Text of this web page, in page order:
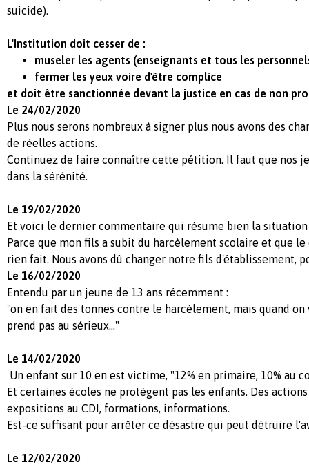
suicide).
L'Institution doit cesser de :
museler les agents (enseignants et tous les
fermer les yeux voire d'être complice
et doit être sanctionnée devant la justice en cas de non
Le 24/02/2020
Plus nous serons nombreux à signer plus nous avons des
de réelles actions.
Continuez de faire connaître cette pétition. Il faut que nos
dans la sérénité.
Le 19/02/2020
Et voici le dernier commentaire qui résume bien la situation
Parce que mon fils a subit du harcèlement scolaire et que
rien fait. Nous avons dû changer notre fils d'établissement,
Le 16/02/2020
Entendu par un jeune de 13 ans récemment :
"on en fait des tonnes contre le harcèlement, mais quand on
prend pas au sérieux..."
Le 14/02/2020
Un enfant sur 10 en est victime, "12% en primaire, 10% au
Et certaines écoles ne protègent pas les enfants. Des
expositions au CDI, formations, informations.
Est-ce suffisant pour arrêter ce désastre qui peut détruire
Le 12/02/2020